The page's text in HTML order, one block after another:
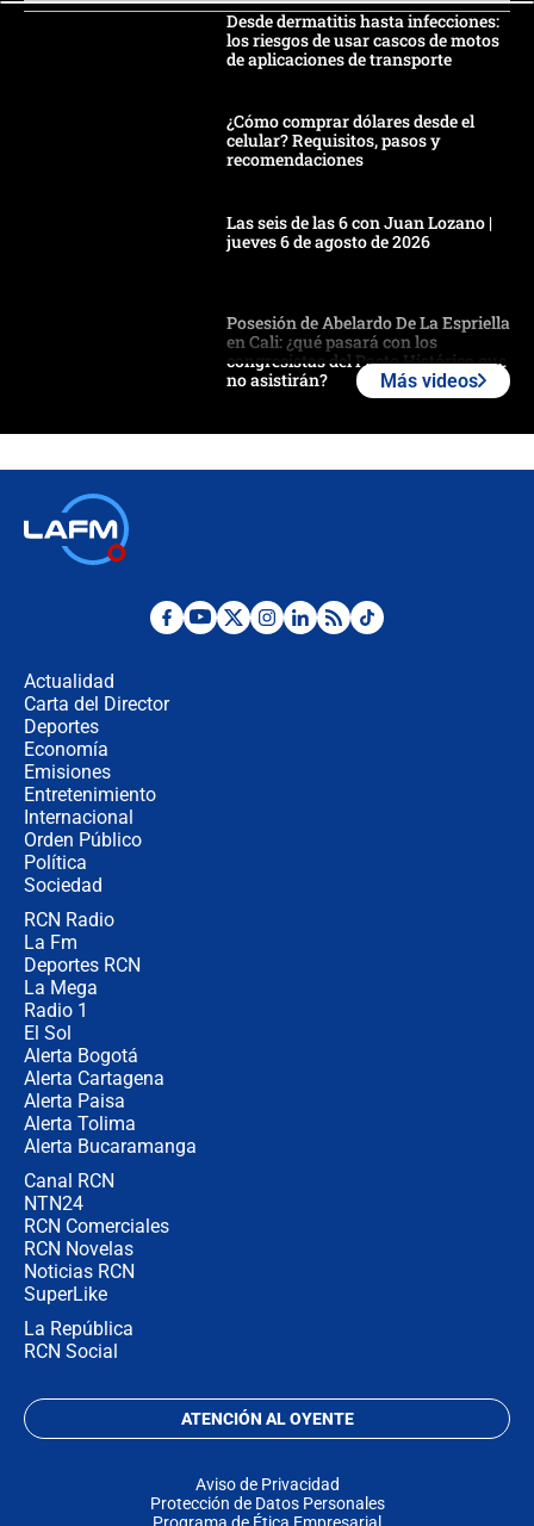
Desde dermatitis hasta infecciones:
los riesgos de usar cascos de motos
de aplicaciones de transporte
¿Cómo comprar dólares desde el
celular? Requisitos, pasos y
recomendaciones
Las seis de las 6 con Juan Lozano |
jueves 6 de agosto de 2026
Posesión de Abelardo De La Espriella
en Cali: ¿qué pasará con los
congresistas del Pacto Histórico que
no asistirán?
¿Por qué De la Espriella gobernará
Más videos
Actualidad
Carta del Director
Deportes
Economía
Emisiones
Entretenimiento
Internacional
Orden Público
Política
Sociedad
RCN Radio
La Fm
Deportes RCN
La Mega
Radio 1
El Sol
Alerta Bogotá
Alerta Cartagena
Alerta Paisa
Alerta Tolima
Alerta Bucaramanga
Canal RCN
NTN24
RCN Comerciales
RCN Novelas
Noticias RCN
SuperLike
La República
RCN Social
ATENCIÓN AL OYENTE
Aviso de Privacidad
Protección de Datos Personales
Programa de Ética Empresarial